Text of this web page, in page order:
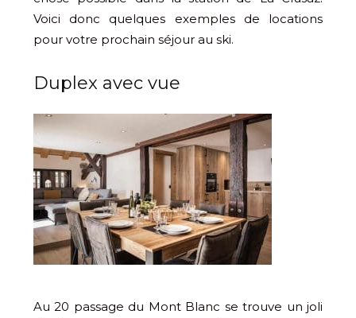
Voici donc quelques exemples de locations
pour votre prochain séjour au ski.
Duplex avec vue
Au 20 passage du Mont Blanc se trouve un joli